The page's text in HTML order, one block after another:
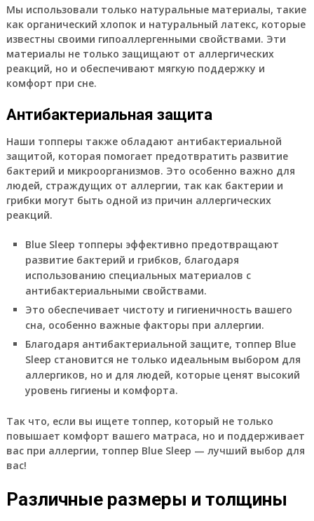
Мы использовали только натуральные материалы, такие
как органический хлопок и натуральный латекс, которые
известны своими гипоаллергенными свойствами. Эти
материалы не только защищают от аллергических
реакций, но и обеспечивают мягкую поддержку и
комфорт при сне.
Антибактериальная защита
Наши топперы также обладают антибактериальной
защитой, которая помогает предотвратить развитие
бактерий и микроорганизмов. Это особенно важно для
людей, страждущих от аллергии, так как бактерии и
грибки могут быть одной из причин аллергических
реакций.
Blue Sleep топперы эффективно предотвращают
развитие бактерий и грибков, благодаря
использованию специальных материалов с
антибактериальными свойствами.
Это обеспечивает чистоту и гигиеничность вашего
сна, особенно важные факторы при аллергии.
Благодаря антибактериальной защите, топпер Blue
Sleep становится не только идеальным выбором для
аллергиков, но и для людей, которые ценят высокий
уровень гигиены и комфорта.
Так что, если вы ищете топпер, который не только
повышает комфорт вашего матраса, но и поддерживает
вас при аллергии, топпер Blue Sleep — лучший выбор для
вас!
Различные размеры и толщины